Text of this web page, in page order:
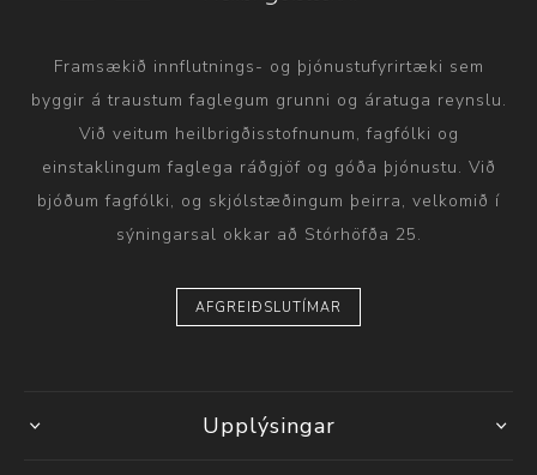
Framsækið innflutnings- og þjónustufyrirtæki sem
byggir á traustum faglegum grunni og áratuga reynslu.
Við veitum heilbrigðisstofnunum, fagfólki og
einstaklingum faglega ráðgjöf og góða þjónustu. Við
bjóðum fagfólki, og skjólstæðingum þeirra, velkomið í
sýningarsal okkar að Stórhöfða 25.
AFGREIÐSLUTÍMAR
Upplýsingar